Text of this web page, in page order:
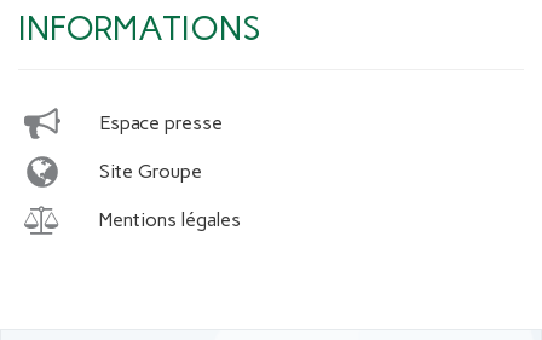
INFORMATIONS
Espace presse
Site Groupe
Mentions légales